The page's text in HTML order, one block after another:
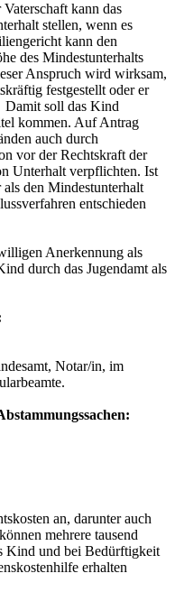
kann das
stellen, wenn es
kann den
des Mindestunterhalts
Anspruch wird wirksam,
festgestellt oder er
Damit soll das Kind
kommen. Auf Antrag
auch durch
vor der Rechtskraft der
Unterhalt verpflichten. Ist
den Mindestunterhalt
entschieden
Anerkennung als
durch das Jugendamt als
Notar/in, im
an, darunter auch
mehrere tausend
Kind und bei Bedürftigkeit
erhalten